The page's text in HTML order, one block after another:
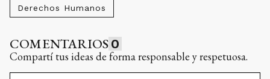
Derechos Humanos
COMENTARIOS 0
Compartí tus ideas de forma responsable y respetuosa.